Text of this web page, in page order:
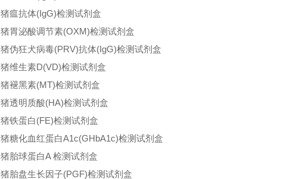
猪瘟抗体(IgG)检测试剂盒
猪胃泌酸调节素(OXM)检测试剂盒
猪伪狂犬病毒(PRV)抗体(IgG)检测试剂盒
猪维生素D(VD)检测试剂盒
猪褪黑素(MT)检测试剂盒
猪透明质酸(HA)检测试剂盒
猪铁蛋白(FE)检测试剂盒
猪糖化血红蛋白A1c(GHbA1c)检测试剂盒
猪胎球蛋白A 检测试剂盒
猪胎盘生长因子(PGF)检测试剂盒